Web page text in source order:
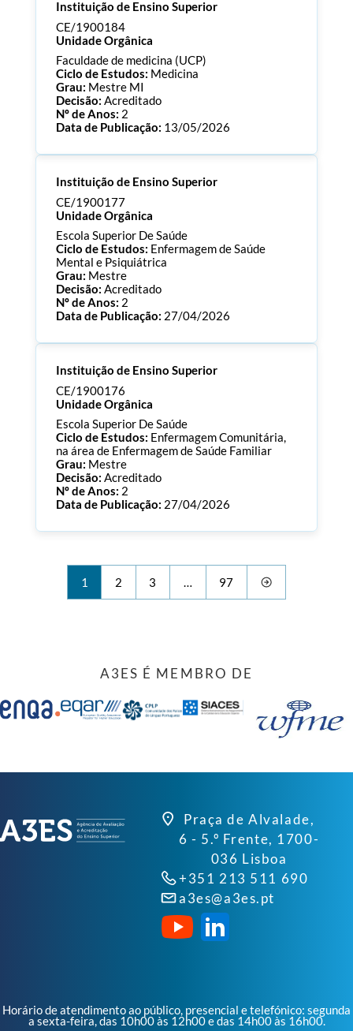
ECTS:60.0
Consultar Documentos
Instituição de Ensino Superior
CE/1900184
Unidade Orgânica
Faculdade de medicina (UCP)
Ciclo de Estudos: Medicina
Grau: Mestre MI
Decisão: Acreditado
Nº de Anos: 2
Data de Publicação: 13/05/2026
Processo:
CE/1900184
ECTS:360.0
Consultar Documentos
Instituição de Ensino Superior
CE/1900177
Unidade Orgânica
Escola Superior De Saúde
Ciclo de Estudos: Enfermagem de Saúde
Mental e Psiquiátrica
Grau: Mestre
Decisão: Acreditado
Nº de Anos: 2
Data de Publicação: 27/04/2026
Processo:
CE/1900177
ECTS:90.0
Consultar Documentos
Instituição de Ensino Superior
CE/1900176
Unidade Orgânica
Escola Superior De Saúde
Ciclo de Estudos: Enfermagem Comunitária,
na área de Enfermagem de Saúde Familiar
Grau: Mestre
Decisão: Acreditado
Nº de Anos: 2
Data de Publicação: 27/04/2026
ECTS:90.0
Consultar Documentos
1 2 3 … 97
A3ES É MEMBRO DE
Praça de Alvalade,
6 - 5.º Frente, 1700-
036 Lisboa
+351 213 511 690
a3es@a3es.pt
Horário de atendimento ao público, presencial e telefónico: segunda
a sexta-feira, das 10h00 às 12h00 e das 14h00 às 16h00.